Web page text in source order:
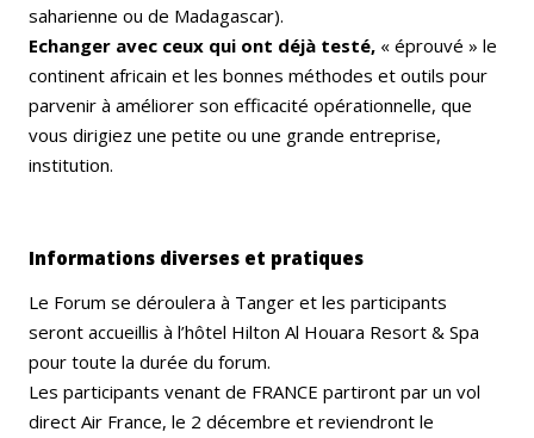
saharienne ou de Madagascar).
Echanger avec ceux qui ont déjà testé, « éprouvé » le
continent africain et les bonnes méthodes et outils pour
parvenir à améliorer son efficacité opérationnelle, que
vous dirigiez une petite ou une grande entreprise,
institution.
Informations diverses et pratiques
Le Forum se déroulera à Tanger et les participants
seront accueillis à l’hôtel Hilton Al Houara Resort & Spa
pour toute la durée du forum.
Les participants venant de FRANCE partiront par un vol
direct Air France, le 2 décembre et reviendront le